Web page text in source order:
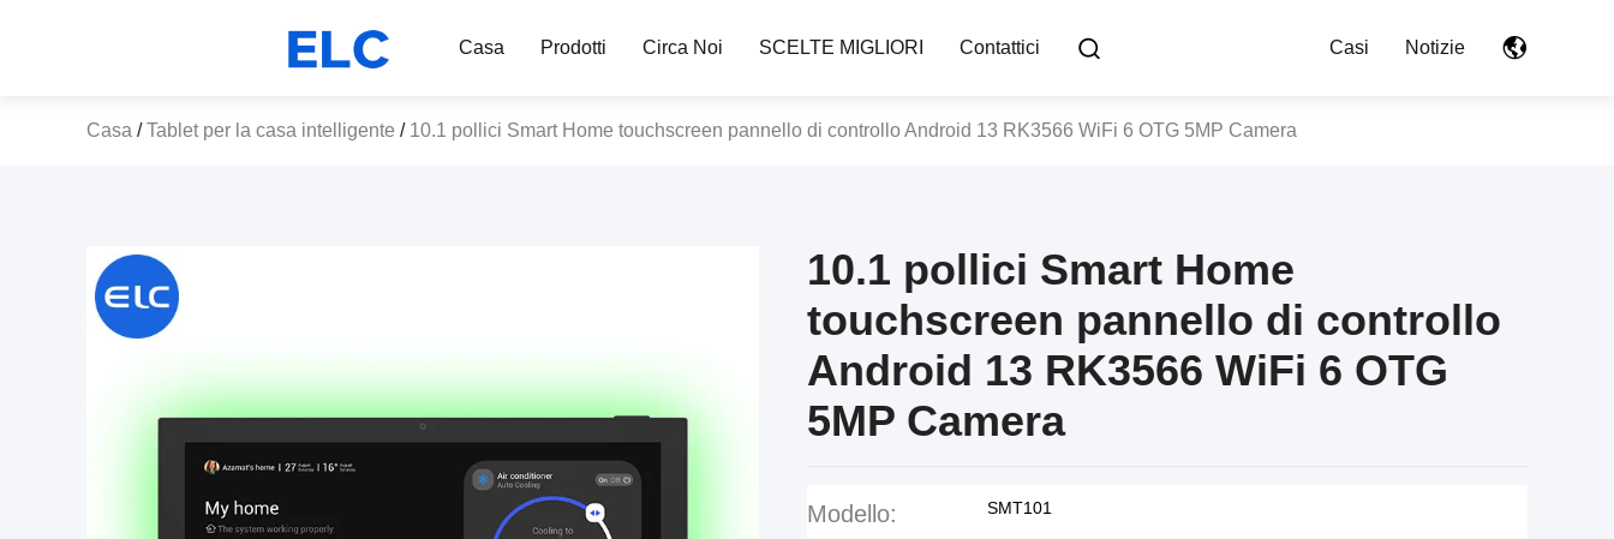
Casa Prodotti Circa Noi SCELTE MIGLIORI Contattici Casi Notizie
Casa / Tablet per la casa intelligente / 10.1 pollici Smart Home touchscreen pannello di controllo Android 13 RK3566 WiFi 6 OTG 5MP Camera
10.1 pollici Smart Home
touchscreen pannello di controllo
Android 13 RK3566 WiFi 6 OTG
5MP Camera
Modello: SMT101